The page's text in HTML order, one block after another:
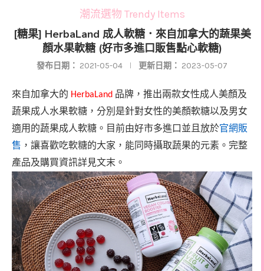
潮流選物 Trendy Items
[糖果] HerbaLand 成人軟糖．來自加拿大的蔬果美
顏水果軟糖 (好市多進口販售點心軟糖)
發布日期： 2021-05-04 更新日期： 2023-05-07
來自加拿大的 HerbaLand 品牌，推出兩款女性成人美顏及
蔬果成人水果軟糖，分別是針對女性的美顏軟糖以及男女
適用的蔬果成人軟糖。目前由好市多進口並且放於官網販
售 ，讓喜歡吃軟糖的大家，能同時攝取蔬果的元素。完整
產品及購買資訊詳見文末。